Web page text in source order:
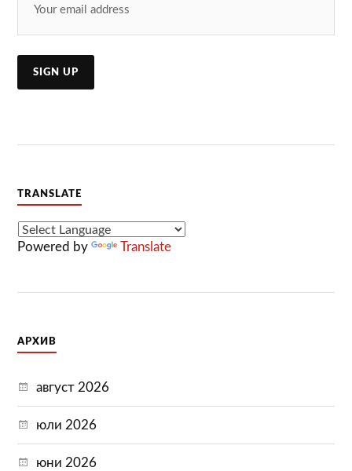
TRANSLATE
Powered by Translate
АРХИВ
август 2026
юли 2026
юни 2026